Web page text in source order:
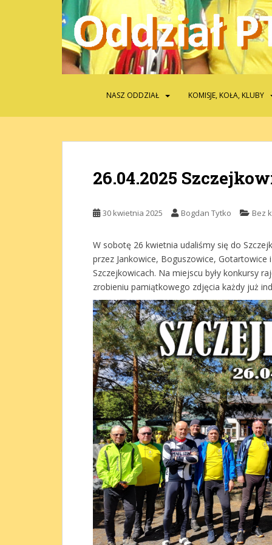
i
NASZ ODDZIAŁ KOMISJE, KOŁA, KLUBY
26.04.2025
30 kwietnia 2025 Bogdan Tytko Bez
W sobotę 26 kwietnia udaliśmy się do
przez Jankowice, Boguszowice,
Szczejkowicach. Na miejscu były konkursy
zrobieniu pamiątkowego zdjęcia każdy już